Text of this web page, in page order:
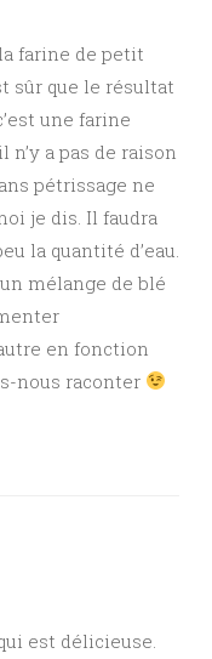
farine de petit
sûr que le résultat
une farine
a pas de raison
pétrissage ne
je dis. Il faudra
la quantité d’eau.
mélange de blé
en fonction
nous raconter
est délicieuse.